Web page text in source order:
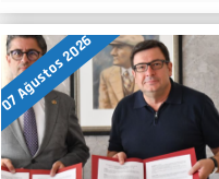
07 Ağustos 2026